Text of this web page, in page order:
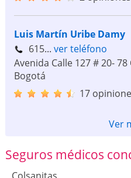
Luis Martín Uribe Damy
615... ver teléfono
Avenida Calle 127 # 20- 78
Bogotá
17
Ver
Seguros médicos